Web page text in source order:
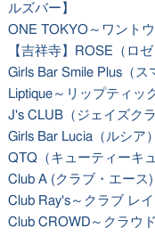
ルズバー】
ONE TOKYO～ワント
【吉祥寺】ROSE（ロ
Girls Bar Smile Plus（ス
Liptique～リップティッ
J's CLUB（ジェイズク
Girls Bar Lucia（ルシア
QTQ（キューティーキ
Club A (クラブ・エース
Club Ray's～クラブ レ
Club CROWD～クラウ